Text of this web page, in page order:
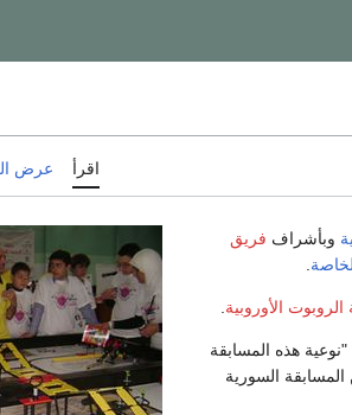
اقرأ عرض
وبأشراف فريق
الأوروبية
"نوعية هذه المسابقة
السورية